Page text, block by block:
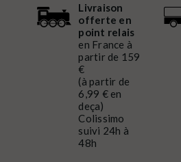
Livraison
offerte en
point relais
en France à
partir de 159
€
(à partir de
6,99 € en
deça)
Colissimo
suivi 24h à
48h